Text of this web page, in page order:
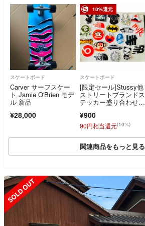
スケートボード
Carver サーフスケー
ト Jamie O'Brien モデ
ル 新品
¥28,000
10%還元
スケートボード
[限定セール]Stussy他
ストリートブランドス
テッカー盛り合わせ5
¥900
90円相当還元(10%)
関連商品をもっと見る
SOLD OUT